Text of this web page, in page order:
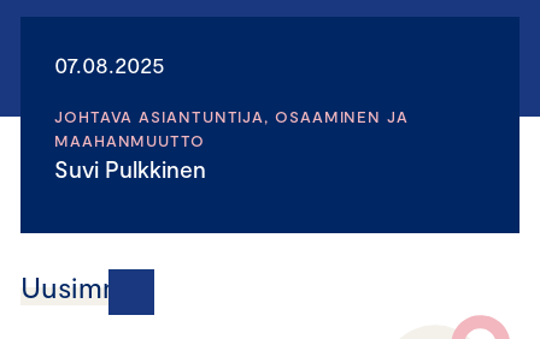
07.08.2025
JOHTAVA ASIANTUNTIJA, OSAAMINEN JA
MAAHANMUUTTO
Suvi Pulkkinen
Uusimmat